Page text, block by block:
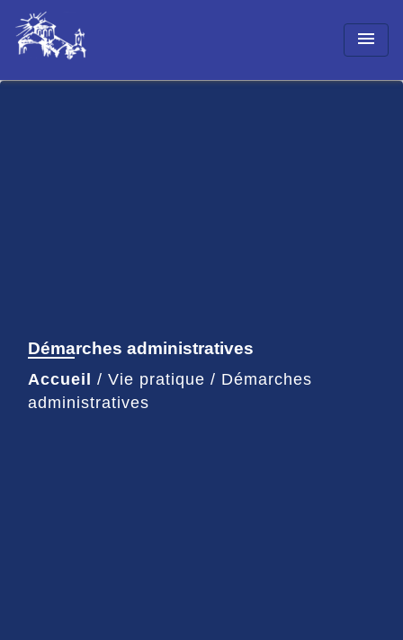
menu
Démarches administratives
Accueil / Vie pratique / Démarches
administratives